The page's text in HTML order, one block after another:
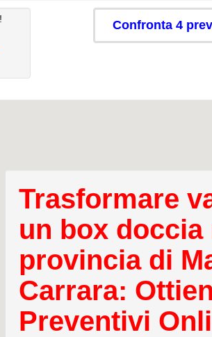
Confronta 4
Trasformare
un box doccia
provincia di
Carrara:
Preventivi